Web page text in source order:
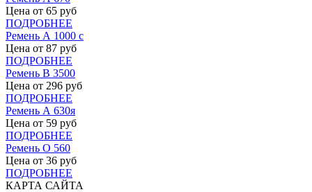
Цена от 65 руб
ПОДРОБНЕЕ
Ремень А 1000 с
Цена от 87 руб
ПОДРОБНЕЕ
Ремень В 3500
Цена от 296 руб
ПОДРОБНЕЕ
Ремень А 630я
Цена от 59 руб
ПОДРОБНЕЕ
Ремень О 560
Цена от 36 руб
ПОДРОБНЕЕ
КАРТА САЙТА